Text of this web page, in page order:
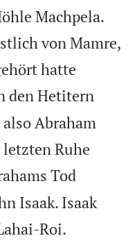
Machpela.
von Mamre,
hatte
den Hetitern
Abraham
letzten Ruhe
Tod
Isaak. Isaak
Roi.